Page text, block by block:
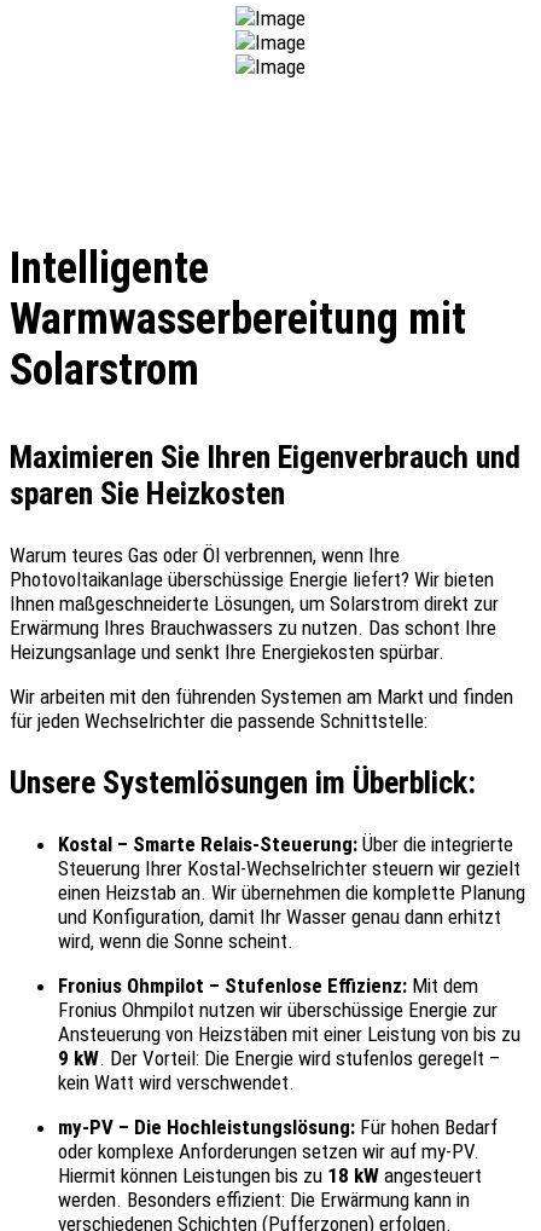
Intelligente
Warmwasserbereitung mit
Solarstrom
Maximieren Sie Ihren Eigenverbrauch und
sparen Sie Heizkosten
Warum teures Gas oder Öl verbrennen, wenn Ihre
Photovoltaikanlage überschüssige Energie liefert? Wir bieten
Ihnen maßgeschneiderte Lösungen, um Solarstrom direkt zur
Erwärmung Ihres Brauchwassers zu nutzen. Das schont Ihre
Heizungsanlage und senkt Ihre Energiekosten spürbar.
Wir arbeiten mit den führenden Systemen am Markt und finden
für jeden Wechselrichter die passende Schnittstelle:
Unsere Systemlösungen im Überblick:
Kostal – Smarte Relais-Steuerung: Über die integrierte
Steuerung Ihrer Kostal-Wechselrichter steuern wir gezielt
einen Heizstab an. Wir übernehmen die komplette Planung
und Konfiguration, damit Ihr Wasser genau dann erhitzt
wird, wenn die Sonne scheint.
Fronius Ohmpilot – Stufenlose Effizienz: Mit dem
Fronius Ohmpilot nutzen wir überschüssige Energie zur
Ansteuerung von Heizstäben mit einer Leistung von bis zu
9 kW. Der Vorteil: Die Energie wird stufenlos geregelt –
kein Watt wird verschwendet.
my-PV – Die Hochleistungslösung: Für hohen Bedarf
oder komplexe Anforderungen setzen wir auf my-PV.
Hiermit können Leistungen bis zu 18 kW angesteuert
werden. Besonders effizient: Die Erwärmung kann in
verschiedenen Schichten (Pufferzonen) erfolgen.